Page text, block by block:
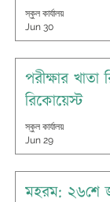
স্কুল কার্যালয়
Jun 30
পরীক্ষার খাতা
রিকোয়েস্ট
স্কুল কার্যালয়
Jun 29
মহরম: ২৬শে